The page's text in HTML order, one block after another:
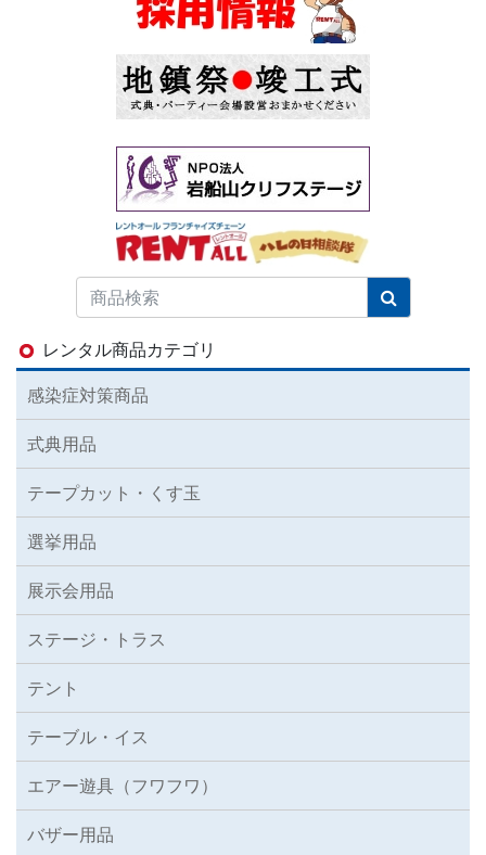
レンタル商品カテゴリ
感染症対策商品
式典用品
テープカット・くす玉
選挙用品
展示会用品
ステージ・トラス
テント
テーブル・イス
エアー遊具（フワフワ）
バザー用品